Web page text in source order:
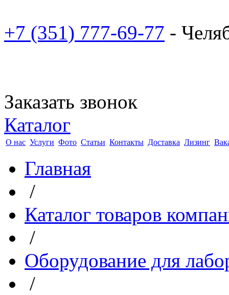
+7 (351) 777-69-77 -
Заказать звонок
Каталог
О нас Услуги Фото Статьи Контакты Доставка Лизинг
Главная
/
Каталог товаров
/
Оборудование для
/